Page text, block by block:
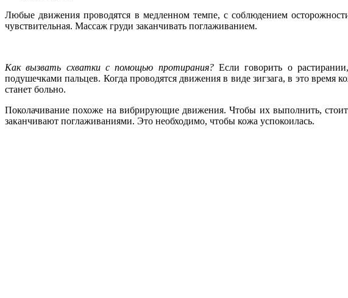
Любые движения проводятся в медленном темпе, с соблюдением
чувствительная. Массаж груди заканчивать поглаживанием.
Как вызвать схватки с помощью протирания? Если говорить о
подушечками пальцев. Когда проводятся движения в виде зигзага, в это
станет больно.
Поколачивание похоже на вибрирующие движения. Чтобы их выполнить,
заканчивают поглаживаниями. Это необходимо, чтобы кожа успокоилась.